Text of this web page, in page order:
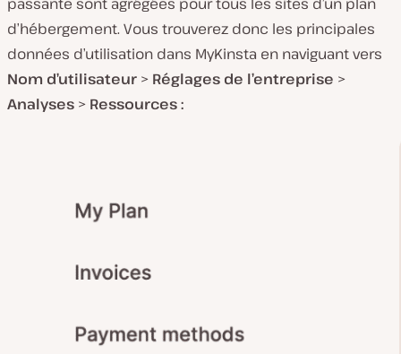
d’hébergement. Vous trouverez donc les principales
données d’utilisation dans MyKinsta en naviguant vers
Nom d’utilisateur > Réglages de l’entreprise >
Analyses > Ressources :